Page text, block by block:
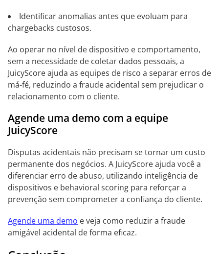
Identificar anomalias antes que evoluam para
chargebacks custosos.
Ao operar no nível de dispositivo e comportamento,
sem a necessidade de coletar dados pessoais, a
JuicyScore ajuda as equipes de risco a separar erros de
má-fé, reduzindo a fraude acidental sem prejudicar o
relacionamento com o cliente.
Agende uma demo com a equipe
JuicyScore
Disputas acidentais não precisam se tornar um custo
permanente dos negócios. A JuicyScore ajuda você a
diferenciar erro de abuso, utilizando inteligência de
dispositivos e behavioral scoring para reforçar a
prevenção sem comprometer a confiança do cliente.
Agende uma demo e veja como reduzir a fraude
amigável acidental de forma eficaz.